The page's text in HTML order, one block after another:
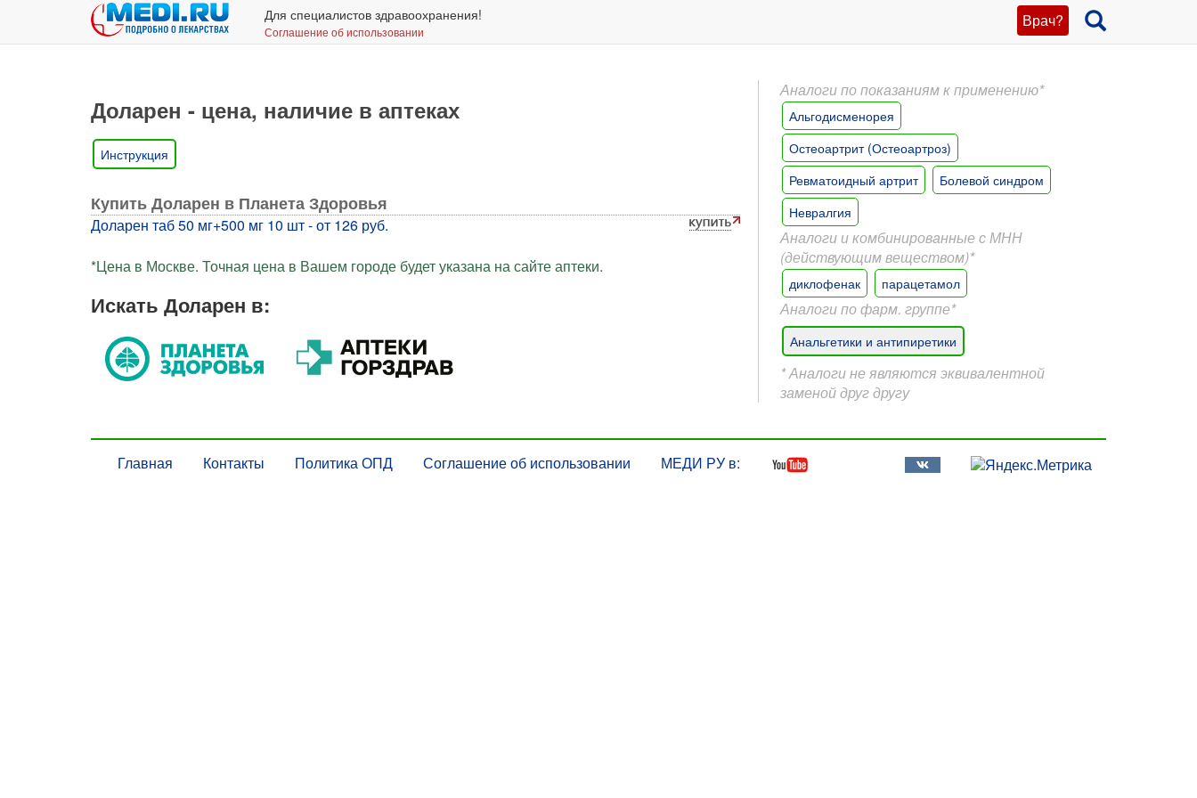
Врач?
Для специалистов здравоохранения!
Соглашение об использовании
Доларен - цена, наличие в аптеках
Инструкция
Купить Доларен в Планета Здоровья
Доларен таб 50 мг+500 мг 10 шт - от 126 руб.
*Цена в Москве. Точная цена в Вашем городе будет указана на сайте аптеки.
Искать Доларен в:
Аналоги по показаниям к применению*
Альгодисменорея
Остеоартрит (Остеоартроз)
Ревматоидный артрит
Болевой синдром
Невралгия
Аналоги и комбинированные с МНН
(действующим веществом)*
диклофенак парацетамол
Аналоги по фарм. группе*
Анальгетики и антипиретики
* Аналоги не являются эквивалентной
заменой друг другу
Главная Контакты Политика ОПД Соглашение об использовании МЕДИ РУ в: